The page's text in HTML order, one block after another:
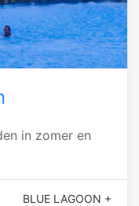
in zomer en
BLUE LAGOON +